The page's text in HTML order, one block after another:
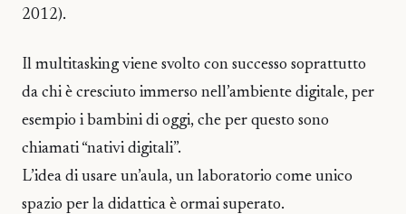
2012).
Il multitasking viene svolto con successo soprattutto
da chi è cresciuto immerso nell’ambiente digitale, per
esempio i bambini di oggi, che per questo sono
chiamati “nativi digitali”.
L’idea di usare un’aula, un laboratorio come unico
spazio per la didattica è ormai superato.